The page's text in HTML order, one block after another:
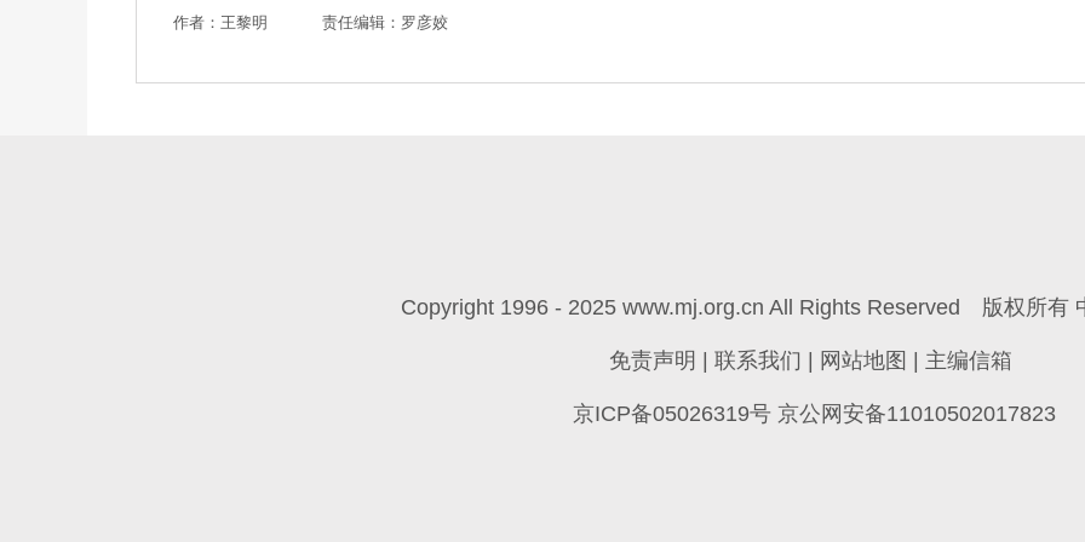
作者：王黎明 责任编辑：罗彦姣
Copyright 1996 - 2025 www.mj.org.cn All Rights Reserved 版权所有
免责声明 联系我们 网站地图 主编信箱
京ICP备05026319号 京公网安备11010502017823